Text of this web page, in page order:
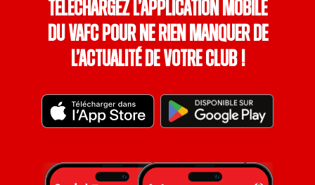
Téléchargez l’application mobile
du VAFC pour ne rien manquer de
l’actualité de votre club !